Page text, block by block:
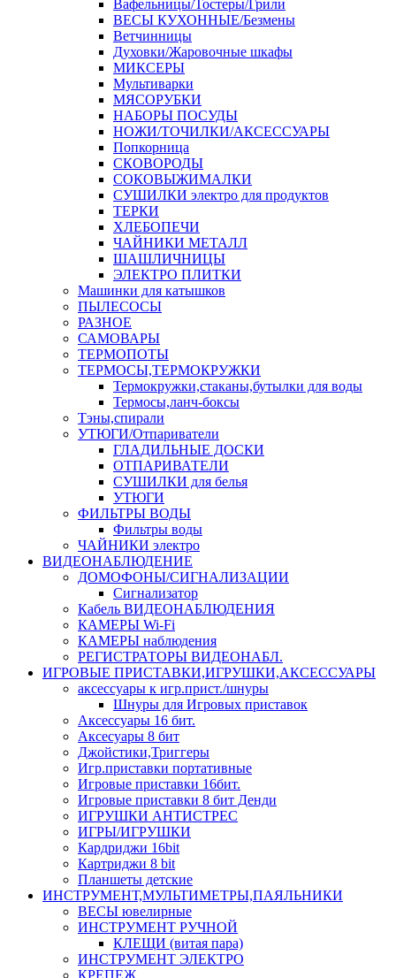
Вафельницы/Тостеры/Грили
ВЕСЫ КУХОННЫЕ/Безмены
Ветчинницы
Духовки/Жаровочные шкафы
МИКСЕРЫ
Мультиварки
МЯСОРУБКИ
НАБОРЫ ПОСУДЫ
НОЖИ/ТОЧИЛКИ/АКСЕССУАРЫ
Попкорница
СКОВОРОДЫ
СОКОВЫЖИМАЛКИ
СУШИЛКИ электро для продуктов
ТЕРКИ
ХЛЕБОПЕЧИ
ЧАЙНИКИ МЕТАЛЛ
ШАШЛИЧНИЦЫ
ЭЛЕКТРО ПЛИТКИ
Машинки для катышков
ПЫЛЕСОСЫ
РАЗНОЕ
САМОВАРЫ
ТЕРМОПОТЫ
ТЕРМОСЫ,ТЕРМОКРУЖКИ
Термокружки,стаканы,бутылки для воды
Термосы,ланч-боксы
Тэны,спирали
УТЮГИ/Отпариватели
ГЛАДИЛЬНЫЕ ДОСКИ
ОТПАРИВАТЕЛИ
СУШИЛКИ для белья
УТЮГИ
ФИЛЬТРЫ ВОДЫ
Фильтры воды
ЧАЙНИКИ электро
ВИДЕОНАБЛЮДЕНИЕ
ДОМОФОНЫ/СИГНАЛИЗАЦИИ
Сигнализатор
Кабель ВИДЕОНАБЛЮДЕНИЯ
КАМЕРЫ Wi-Fi
КАМЕРЫ наблюдения
РЕГИСТРАТОРЫ ВИДЕОНАБЛ.
ИГРОВЫЕ ПРИСТАВКИ,ИГРУШКИ,АКСЕССУАРЫ
аксесcуары к игр.прист./шнуры
Шнуры для Игровых приставок
Аксессуары 16 бит.
Аксесуары 8 бит
Джойстики,Триггеры
Игр.приставки портативные
Игровые приставки 16бит.
Игровые приставки 8 бит Денди
ИГРУШКИ АНТИСТРЕС
ИГРЫ/ИГРУШКИ
Кардриджи 16bit
Картриджи 8 bit
Планшеты детские
ИНСТРУМЕНТ,МУЛЬТИМЕТРЫ,ПАЯЛЬНИКИ
ВЕСЫ ювелирные
ИНСТРУМЕНТ РУЧНОЙ
КЛЕЩИ (витая пара)
ИНСТРУМЕНТ ЭЛЕКТРО
КРЕПЕЖ